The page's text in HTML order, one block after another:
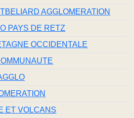
AGGLOMERATION
PAYS DE RETZ
OCCIDENTALE
ET VOLCANS